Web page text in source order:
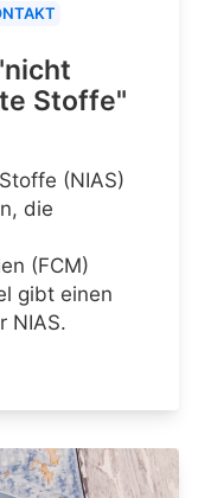
Stoffe"
(NIAS)
die
(FCM)
gibt einen
NIAS.